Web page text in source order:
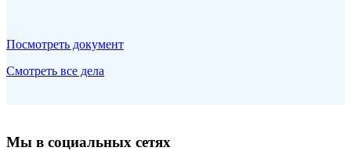
Посмотреть документ
Смотреть все дела
Мы в социальных сетях